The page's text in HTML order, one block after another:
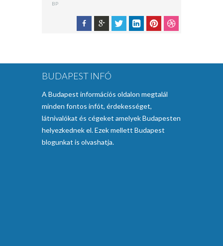
BP
BUDAPEST INFÓ
A Budapest információs oldalon megtalál
minden fontos infót, érdekességet,
látnivalókat és cégeket amelyek Budapesten
helyezkednek el. Ezek mellett Budapest
blogunkat is olvashatja.